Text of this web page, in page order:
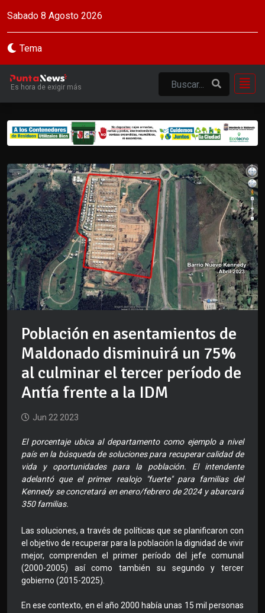
Sabado 8 Agosto 2026
Tema
Es hora de exigir más
Población en asentamientos de
Maldonado disminuirá un 75%
al culminar el tercer período de
Antía frente a la IDM
Jun 22 2023
El porcentaje ubica al departamento como ejemplo a nivel
país en la búsqueda de soluciones para recuperar calidad de
vida y oportunidades para la población. El intendente
adelantó que el primer realojo "fuerte" para familias del
Kennedy se concretará en enero/febrero de 2024 y abarcará
350 familias.
Las soluciones, a través de políticas que se planificaron con
el objetivo de recuperar para la población la dignidad de vivir
mejor, comprenden el primer período del jefe comunal
(2000-2005) así como también su segundo y tercer
gobierno (2015-2025).
En ese contexto, en el año 2000 había unas 15 mil personas